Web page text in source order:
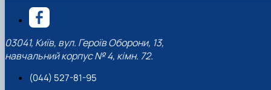
03041, Київ, вул. Героїв Оборони, 13,
навчальний корпус № 4, кімн. 72.
(044) 527-81-95